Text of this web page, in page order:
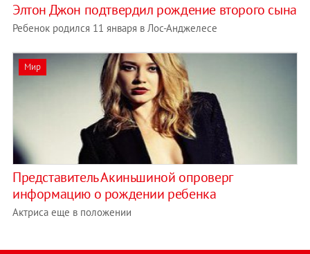
Элтон Джон подтвердил рождение второго сына
Ребенок родился 11 января в Лос-Анджелесе
Мир
Представитель Акиньшиной опроверг
информацию о рождении ребенка
Актриса еще в положении